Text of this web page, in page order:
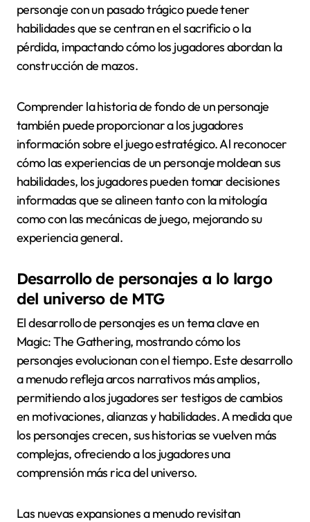
personaje con un pasado trágico puede tener
habilidades que se centran en el sacrificio o la
pérdida, impactando cómo los jugadores abordan la
construcción de mazos.
Comprender la historia de fondo de un personaje
también puede proporcionar a los jugadores
información sobre el juego estratégico. Al reconocer
cómo las experiencias de un personaje moldean sus
habilidades, los jugadores pueden tomar decisiones
informadas que se alineen tanto con la mitología
como con las mecánicas de juego, mejorando su
experiencia general.
Desarrollo de personajes a lo largo
del universo de MTG
El desarrollo de personajes es un tema clave en
Magic: The Gathering, mostrando cómo los
personajes evolucionan con el tiempo. Este desarrollo
a menudo refleja arcos narrativos más amplios,
permitiendo a los jugadores ser testigos de cambios
en motivaciones, alianzas y habilidades. A medida que
los personajes crecen, sus historias se vuelven más
complejas, ofreciendo a los jugadores una
comprensión más rica del universo.
Las nuevas expansiones a menudo revisitan